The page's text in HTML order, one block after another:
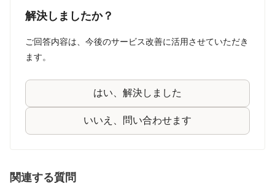
解決しましたか？
ご回答内容は、今後のサービス改善に活用させていただき
ます。
はい、解決しました
いいえ、問い合わせます
関連する質問